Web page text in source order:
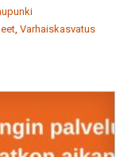
, Varhaiskasvatus